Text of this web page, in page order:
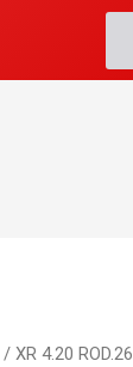
/ XR 4.20 ROD.26